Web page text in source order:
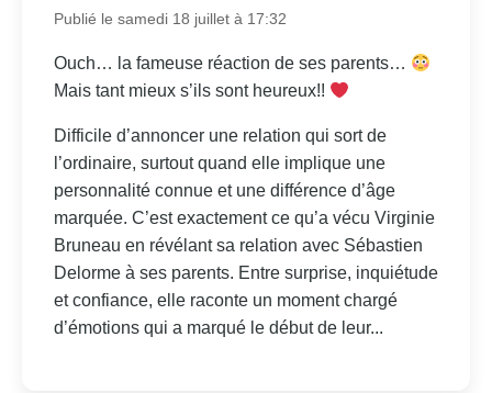
Publié le samedi 18 juillet à 17:32
Ouch… la fameuse réaction de ses parents…
Mais tant mieux s’ils sont heureux!!
Difficile d’annoncer une relation qui sort de
l’ordinaire, surtout quand elle implique une
personnalité connue et une différence d’âge
marquée. C’est exactement ce qu’a vécu Virginie
Bruneau en révélant sa relation avec Sébastien
Delorme à ses parents. Entre surprise, inquiétude
et confiance, elle raconte un moment chargé
d’émotions qui a marqué le début de leur...